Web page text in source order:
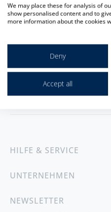
HILFE & SERVICE
UNTERNEHMEN
NEWSLETTER
We may place these for analysis of
show personalised content and to
more information about the cookies
Deny
Accept all